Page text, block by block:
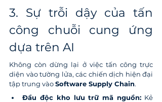
3. Sự trỗi dậy của tấn
công chuỗi cung ứng
dựa trên AI
Không còn dừng lại ở việc tấn công trực
diện vào tường lửa, các chiến dịch hiện đại
tập trung vào Software Supply Chain.
Đầu độc kho lưu trữ mã nguồn: Kẻ